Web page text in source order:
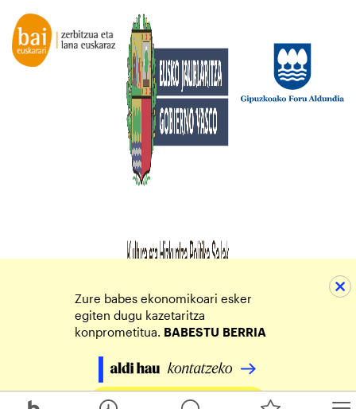
Zure babes ekonomikoari esker
egiten dugu kazetaritza
konprometitua. BABESTU BERRIA
Egin zure ekarpena